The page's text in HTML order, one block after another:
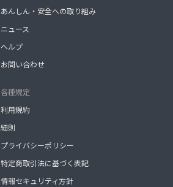
あんしん・安全への取り組み
ニュース
ヘルプ
お問い合わせ
各種規定
利用規約
細則
プライバシーポリシー
特定商取引法に基づく表記
情報セキュリティ方針